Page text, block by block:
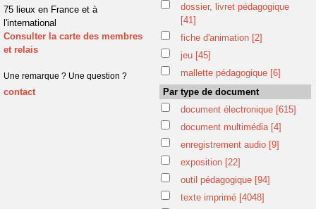
75 lieux en France et à
l'international
Consulter la carte des membres
et relais
Une remarque ? Une question ?
contact
dossier, livret pédagogique
[41]
fiche d'animation [2]
jeu [45]
mallette pédagogique [6]
Par type de document
document électronique [615]
document multimédia [4]
enregistrement audio [9]
exposition [22]
outil pédagogique [94]
texte imprimé [4048]